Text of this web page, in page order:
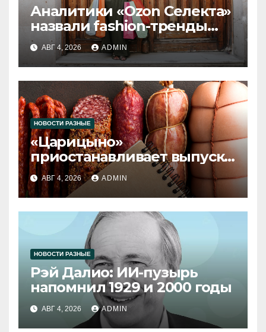
Аналитики «Ozon Селекта»
назвали fashion-тренды
2026 года
АВГ 4, 2026 ADMIN
НОВОСТИ РАЗНЫЕ
«Царицыно»
приостанавливает выпуск
продукции
АВГ 4, 2026 ADMIN
НОВОСТИ РАЗНЫЕ
Рэй Далио: ИИ-пузырь
напомнил 1929 и 2000 годы
АВГ 4, 2026 ADMIN